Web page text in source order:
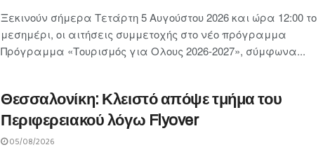
Ξεκινούν σήμερα Τετάρτη 5 Αυγούστου 2026 και ώρα 12:00 το
μεσημέρι, οι αιτήσεις συμμετοχής στο νέο πρόγραμμα
Πρόγραμμα «Τουρισμός για Ολους 2026-2027», σύμφωνα...
Θεσσαλονίκη: Κλειστό απόψε τμήμα του
Περιφερειακού λόγω Flyover
05/08/2026